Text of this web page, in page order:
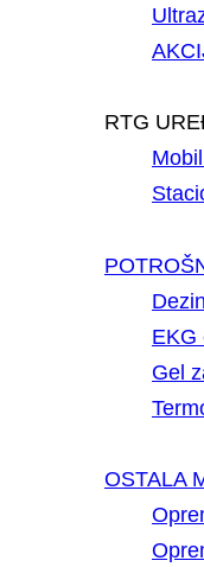
RTG
EKG
Gel
OSTALA